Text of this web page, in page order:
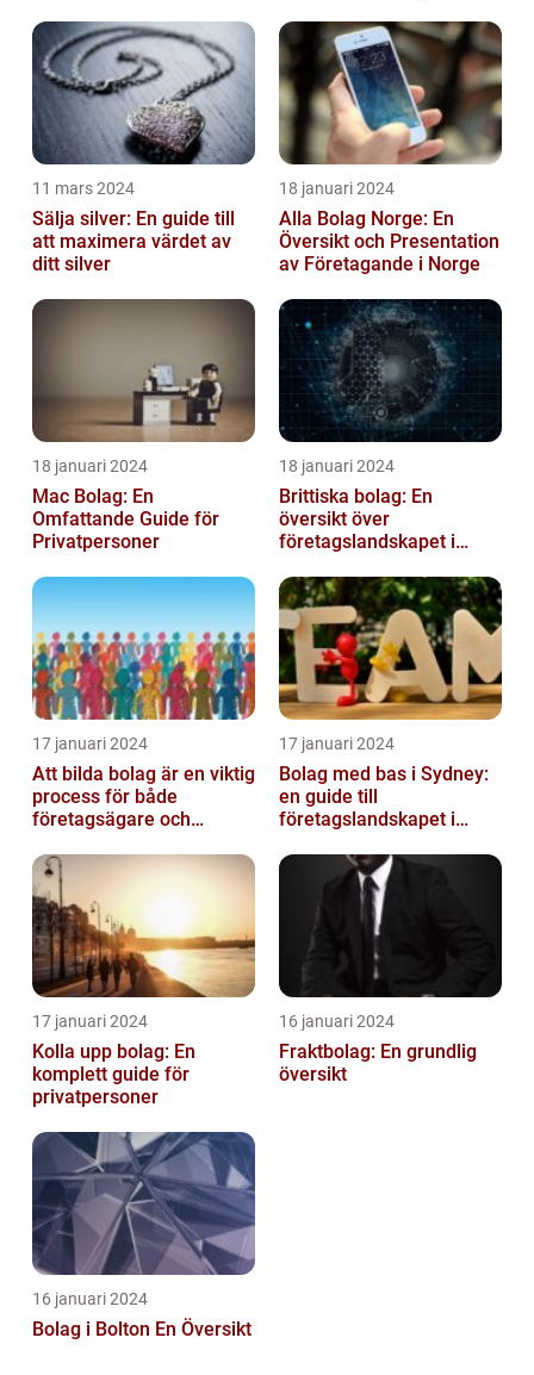
11 mars 2024
Sälja silver: En guide till
att maximera värdet av
ditt silver
18 januari 2024
Alla Bolag Norge: En
Översikt och Presentation
av Företagande i Norge
18 januari 2024
Mac Bolag: En
Omfattande Guide för
Privatpersoner
18 januari 2024
Brittiska bolag: En
översikt över
företagslandskapet i
17 januari 2024
Att bilda bolag är en viktig
process för både
företagsägare och
etablera en ...
17 januari 2024
Bolag med bas i Sydney:
en guide till
företagslandskapet i
stad
17 januari 2024
Kolla upp bolag: En
komplett guide för
privatpersoner
16 januari 2024
Fraktbolag: En grundlig
översikt
16 januari 2024
Bolag i Bolton En Översikt